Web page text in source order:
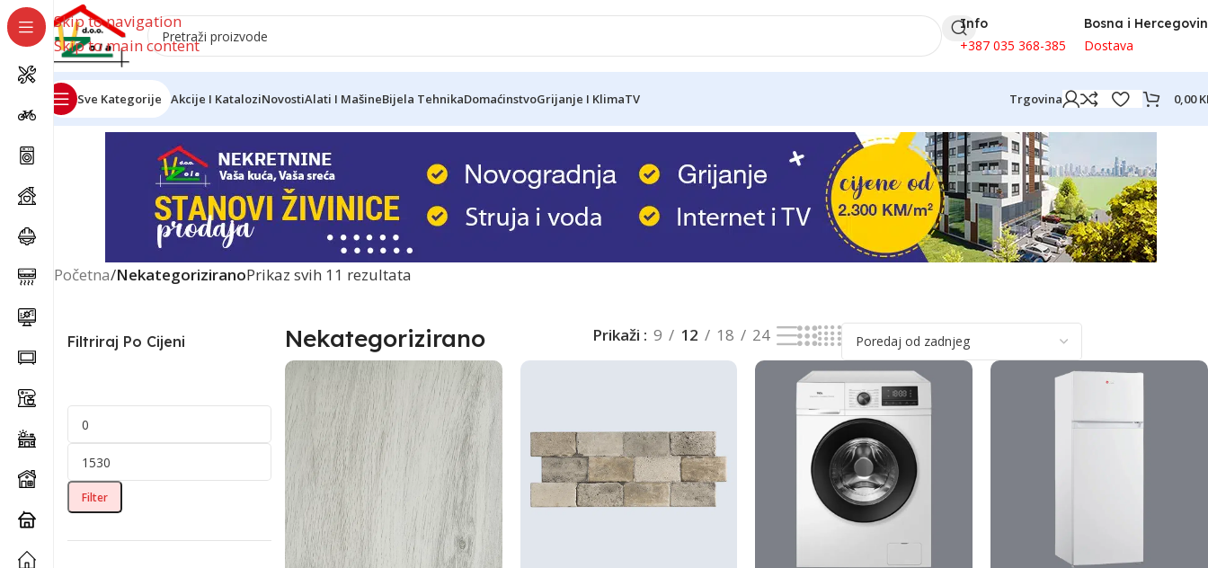
Skip to navigation
Skip to main content
Info
+387 035 368-385
Bosna i
Dostava
Sve Kategorije Akcije I KataloziNovostiAlati I MašineBijela TehnikaDomaćinstvoGrijanje I KlimaTV Trgovina 0,00
Reklama
Početna/NekategoriziranoPrikaz svih 11 rezultata
Filtriraj Po Cijeni
Filter
Nekategorizirano Prikaži 9 12 18 24